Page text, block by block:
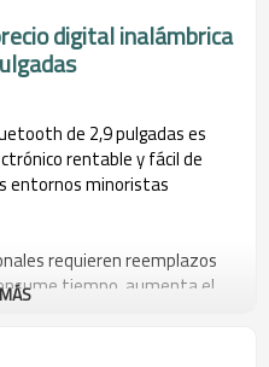
digital inalámbrica
de 2,9 pulgadas es
rentable y fácil de
entornos minoristas
requieren reemplazos
tiempo, aumenta el